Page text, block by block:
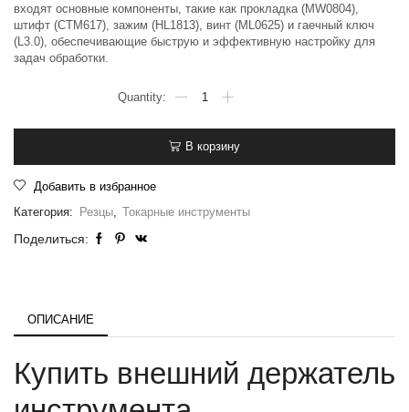
входят основные компоненты, такие как прокладка (MW0804),
штифт (CTM617), зажим (HL1813), винт (ML0625) и гаечный ключ
(L3.0), обеспечивающие быструю и эффективную настройку для
задач обработки.
В корзину
Добавить в избранное
Категория: Резцы Токарные инструменты
Поделиться:
ОПИСАНИЕ
Купить внешний держатель